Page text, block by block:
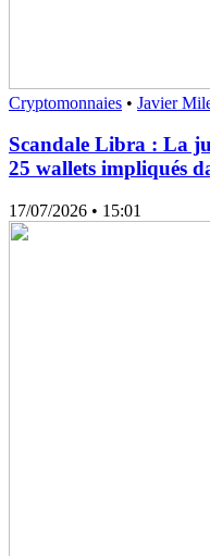
Cryptomonnaies • Javier
Scandale Libra : La
25 wallets impliqués
17/07/2026 • 15:01